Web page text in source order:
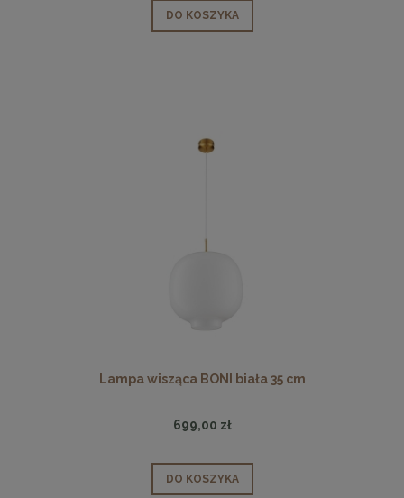
DO KOSZYKA
Lampa wisząca BONI biała 35 cm
699,00 zł
DO KOSZYKA